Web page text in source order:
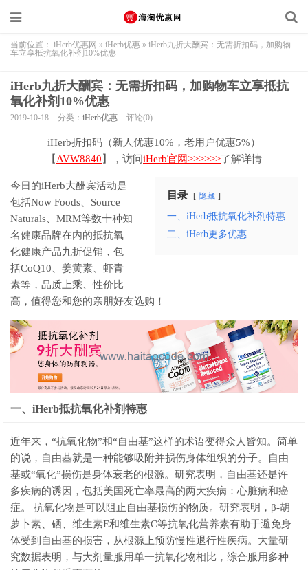
当前位置： iHerb优惠网 » iHerb优惠 » iHerb九折大酬宾：无需折扣码，加购物
车立享抵抗氧化补剂10%优惠
iHerb九折大酬宾：无需折扣码，加购物车立享抵抗
氧化补剂10%优惠
2019-10-18 分类： iHerb优惠 评论(0)
iHerb折扣码（新人优惠10%，老用户优惠5%）
【 AVW8840 】，访问iHerb官网>>>>>>了解详情
目录 隐藏
一、iHerb抵抗氧化补剂特惠
二、iHerb更多优惠
今日的iHerb大酬宾活动是
包括Now Foods、Source
Naturals、MRM等数十种知
名健康品牌在内的抵抗氧
化健康产品九折促销，包
括CoQ10、姜黄素、虾青
素等，品质上乘、性价比
高，值得您和您的亲朋好友选购！
一、iHerb抵抗氧化补剂特惠
近年来，“抗氧化物”和“自由基”这样的术语变得众人皆知。简单
的说，自由基就是一种能够吸附并损伤身体组织的分子。自由
基或“氧化”损伤是身体衰老的根源。研究表明，自由基还是许
多疾病的诱因，包括美国死亡率最高的两大疾病：心脏病和癌
症。 抗氧化物是可以阻止自由基损伤的物质。研究表明，β-胡
萝卜素、硒、维生素E和维生素C等抗氧化营养素有助于避免身
体受到自由基的损害，从根源上预防慢性退行性疾病。大量研
究数据表明，与大剂量服用单一抗氧化物相比，综合服用多种